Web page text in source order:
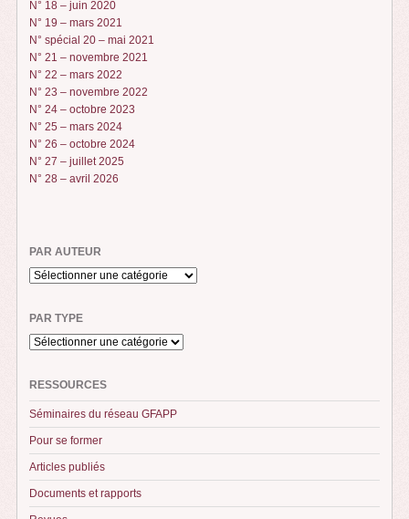
N° 18 – juin 2020
N° 19 – mars 2021
N° spécial 20 – mai 2021
N° 21 – novembre 2021
N° 22 – mars 2022
N° 23 – novembre 2022
N° 24 – octobre 2023
N° 25 – mars 2024
N° 26 – octobre 2024
N° 27 – juillet 2025
N° 28 – avril 2026
PAR AUTEUR
PAR TYPE
RESSOURCES
Séminaires du réseau GFAPP
Pour se former
Articles publiés
Documents et rapports